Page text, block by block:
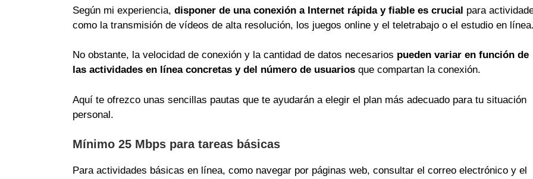
Según mi experiencia, disponer de una conexión a Internet rápida y fiable es crucial para
como la transmisión de vídeos de alta resolución, los juegos online y el teletrabajo o el estudio en
No obstante, la velocidad de conexión y la cantidad de datos necesarios pueden variar en función de
las actividades en línea concretas y del número de usuarios que compartan la conexión.
Aquí te ofrezco unas sencillas pautas que te ayudarán a elegir el plan más adecuado para tu situación
personal.
Mínimo 25 Mbps para tareas básicas
Para actividades básicas en línea, como navegar por páginas web, consultar el correo electrónico y el